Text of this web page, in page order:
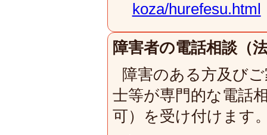
koza/hurefesu.html
障害者の電話相談（
障害のある方及び
士等が専門的な電話
可）を受け付けます